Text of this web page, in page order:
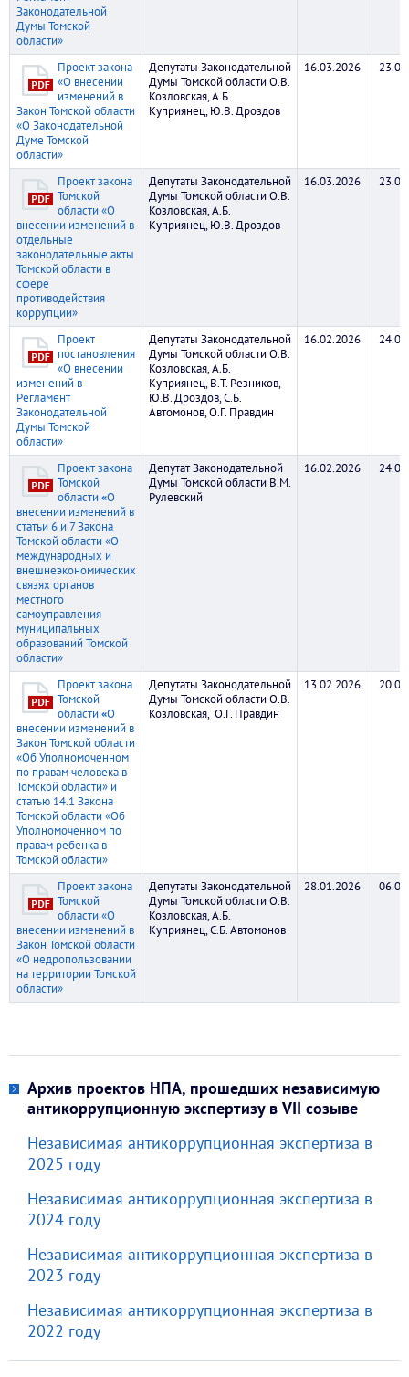
Законодательной
Думы Томской
области»
Проект закона
«О внесении
изменений в
Закон Томской области
«О Законодательной
Думе Томской
области»
Депутаты Законодательной
Думы Томской области О.В.
Козловская, А.Б.
Куприянец, Ю.В. Дроздов
16.03.2026
Проект закона
Томской
области «О
внесении изменений в
отдельные
законодательные акты
Томской области в
сфере
противодействия
коррупции»
Депутаты Законодательной
Думы Томской области О.В.
Козловская, А.Б.
Куприянец, Ю.В. Дроздов
16.03.2026
Проект
постановления
«О внесении
изменений в
Регламент
Законодательной
Думы Томской
области»
Депутаты Законодательной
Думы Томской области О.В.
Козловская, А.Б.
Куприянец, В.Т. Резников,
Ю.В. Дроздов, С.Б.
Автомонов, О.Г. Правдин
16.02.2026
Проект закона
Томской
области «О
внесении изменений в
статьи 6 и 7 Закона
Томской области «О
международных и
внешнеэкономических
связях органов
местного
самоуправления
муниципальных
образований Томской
области»
Депутат Законодательной
Думы Томской области В.М.
Рулевский
16.02.2026
Проект закона
Томской
области «О
внесении изменений в
Закон Томской области
«Об Уполномоченном
по правам человека в
Томской области» и
статью 14.1 Закона
Томской области «Об
Уполномоченном по
правам ребенка в
Томской области»
Депутаты Законодательной
Думы Томской области О.В.
Козловская, О.Г. Правдин
13.02.2026
Проект закона
Томской
области «О
внесении изменений в
Закон Томской области
«О недропользовании
на территории Томской
области»
Депутаты Законодательной
Думы Томской области О.В.
Козловская, А.Б.
Куприянец, С.Б. Автомонов
28.01.2026
Архив проектов НПА, прошедших независимую
антикоррупционную экспертизу в VII созыве
Независимая антикоррупционная экспертиза в
2025 году
Независимая антикоррупционная экспертиза в
2024 году
Независимая антикоррупционная экспертиза в
2023 году
Независимая антикоррупционная экспертиза в
2022 году